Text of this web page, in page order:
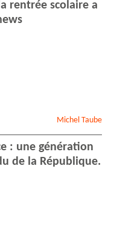
rentrée scolaire a
Michel Taube
: une génération
de la République.